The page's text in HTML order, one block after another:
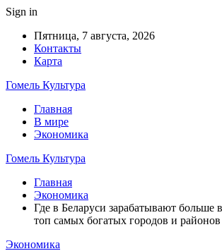
Sign in
Пятница, 7 августа, 2026
Контакты
Карта
Гомель Культура
Главная
В мире
Экономика
Гомель Культура
Главная
Экономика
Где в Беларуси зарабатывают больше
топ самых богатых городов и районов
Экономика